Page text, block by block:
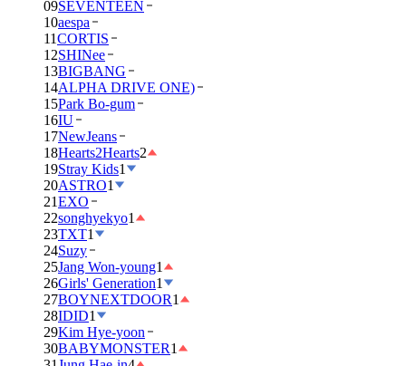
09SEVENTEEN
10aespa
11CORTIS
12SHINee
13BIGBANG
14ALPHA DRIVE ONE)
15Park Bo-gum
16IU
17NewJeans
18Hearts2Hearts2
19Stray Kids1
20ASTRO1
21EXO
22songhyekyo1
23TXT1
24Suzy
25Jang Won-young1
26Girls' Generation1
27BOYNEXTDOOR1
28IDID1
29Kim Hye-yoon
30BABYMONSTER1